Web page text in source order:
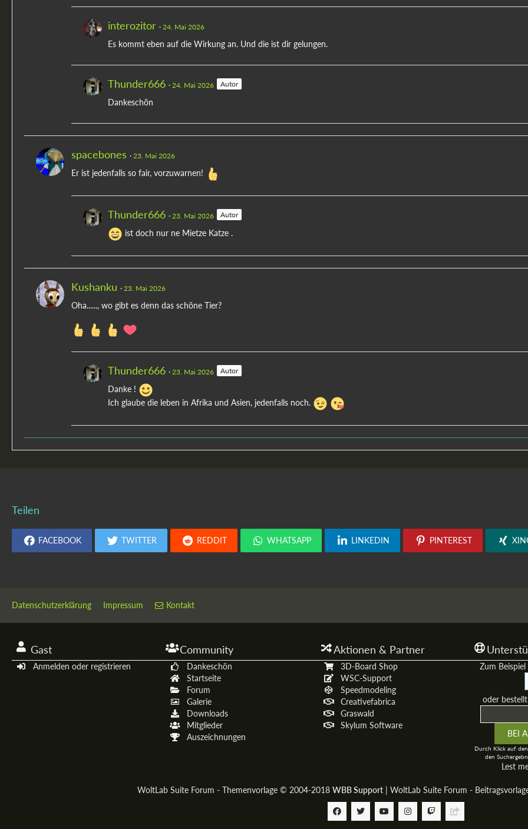
interozitor 24. Mai 2026
Es kommt eben auf die Wirkung an. Und die ist dir gelungen.
Thunder666 24. Mai 2026 Autor
Dankeschön
spacebones 23. Mai 2026
Er ist jedenfalls so fair, vorzuwarnen!
Thunder666 23. Mai 2026 Autor
ist doch nur ne Mietze Katze .
Kushanku 23. Mai 2026
Oha......, wo gibt es denn das schöne Tier?
Thunder666 23. Mai 2026 Autor
Danke !
Ich glaube die leben in Afrika und Asien, jedenfalls noch.
Teilen
FACEBOOK TWITTER REDDIT WHATSAPP LINKEDIN PINTEREST
Datenschutzerklärung Impressum Kontakt
Gast
Anmelden oder registrieren
Community
Dankeschön
Startseite
Forum
Galerie
Downloads
Mitglieder
Auszeichnungen
Aktionen & Partner
3D-Board Shop
WSC-Support
Speedmodeling
Creativefabrica
Graswald
Skylum Software
Zum
oder
Durch Klick auf
den
Lest
WoltLab Suite Forum - Themenvorlage © 2004-2018 WBB Support| WoltLab Suite Forum -